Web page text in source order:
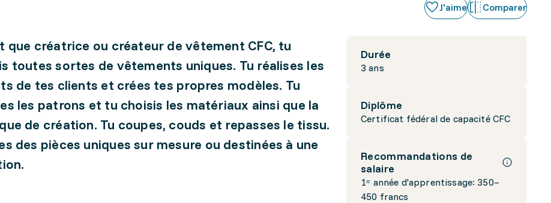
J'aime Comparer
Durée
3 ans
Diplôme
Certificat fédéral de capacité CFC
Recommandations de
salaire
1ʳᵉ année d'apprentissage: 350–
450 francs
que créatrice ou créateur de vêtement CFC, tu
toutes sortes de vêtements uniques. Tu réalises les
de tes clients et crées tes propres modèles. Tu
les patrons et tu choisis les matériaux ainsi que la
de création. Tu coupes, couds et repasses le tissu.
des pièces uniques sur mesure ou destinées à une